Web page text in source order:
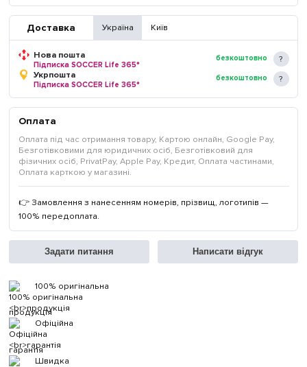
Доставка Україна Київ
Нова пошта
Підписка SOCCER Life 365*
безкоштовно
Укрпошта
Підписка SOCCER Life 365*
безкоштовно
Оплата
Оплата під час отримання товару, Картою онлайн, Google Pay,
Безготівковими для юридичних осіб, Безготівковий для
фізичних осіб, PrivatPay, Apple Pay, Кредит, Оплата частинами,
Оплата карткою у магазині.
👉 Замовлення з нанесенням номерів, прізвищ, логотипів —
100% передоплата.
Задати питання Написати відгук
100% оригінальна
продукція
Офіційна
гарантія
Швидка